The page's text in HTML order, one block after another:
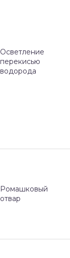
Осветление
перекисью
водорода
Ромашковый
отвар